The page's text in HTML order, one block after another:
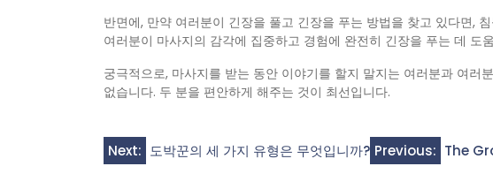
반면에, 만약 여러분이 긴장을 풀고 긴장을 푸는 방법을 찾고 있다면,
여러분이 마사지의 감각에 집중하고 경험에 완전히 긴장을 푸는 데 도
궁극적으로, 마사지를 받는 동안 이야기를 할지 말지는 여러분과 여러
없습니다. 두 분을 편안하게 해주는 것이 최선입니다.
Post
Previous: The
Next: 도박꾼의 세 가지 유형은 무엇입니까?